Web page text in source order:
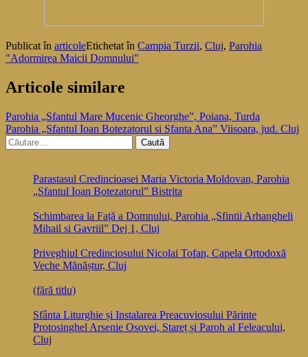
Publicat în articoleEtichetat în Campia Turzii, Cluj, Parohia
"Adormirea Maicii Domnului"
Articole similare
Navigare
în
articole
Parohia „Sfantul Mare Mucenic Gheorghe”, Poiana, Turda
Parohia „Sfantul Ioan Botezatorul si Sfanta Ana” Viisoara, jud. Cluj
Caută
după:
Parastasul Credincioasei Maria Victoria Moldovan, Parohia
„Sfantul Ioan Botezatorul” Bistrita
Schimbarea la Față a Domnului, Parohia „Sfintii Arhangheli
Mihail si Gavriil” Dej 1, Cluj
Priveghiul Credinciosului Nicolai Tofan, Capela Ortodoxă
Veche Mănăștur, Cluj
(fără titlu)
Sfânta Liturghie și Instalarea Preacuviosului Părinte
Protosinghel Arsenie Osovei, Stareț și Paroh al Feleacului,
Cluj